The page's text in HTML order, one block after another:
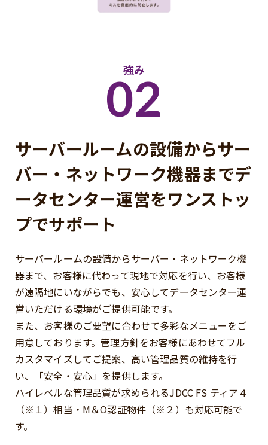
強み
02
サーバールームの設備からサー
バー・ネットワーク機器までデ
ータセンター運営をワンストッ
プでサポート
サーバールームの設備からサーバー・ネットワーク機
器まで、お客様に代わって現地で対応を行い、 お客様
が遠隔地にいながらでも、安心してデータセンター運
営いただける環境がご提供可能です。
また、お客様のご要望に合わせて多彩なメニューをご
用意しております。管理方針をお客様にあわせてフル
カスタマイズしてご提案、 高い管理品質の維持を行
い、「安全・安心」を提供します。
ハイレベルな管理品質が求められるJDCC FS ティア４
（※１）相当・M＆O認証物件（※２）も対応可能で
す。